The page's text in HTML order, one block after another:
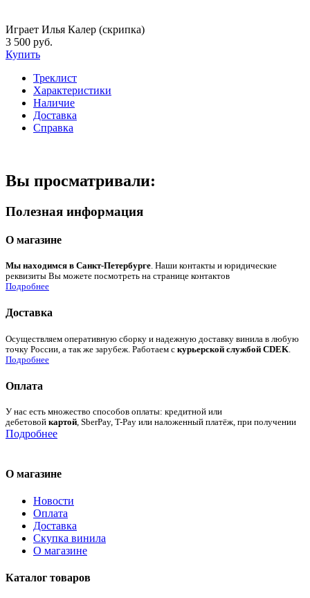
Играет Илья Калер (скрипка)
3 500 руб.
Купить
Треклист
Характеристики
Наличие
Доставка
Справка
Вы просматривали:
Полезная информация
О магазине
Мы находимся в Санкт-Петербурге. Наши контакты и юридические
реквизиты Вы можете посмотреть на странице контактов
Подробнее
Доставка
Осуществляем оперативную сборку и надежную доставку винила в любую
точку России, а так же зарубеж. Работаем с курьерской службой CDEK
Подробнее
Оплата
У нас есть множество способов оплаты: кредитной или
дебетовой картой, SberPay, T-Pay или наложенный платёж, при получении
Подробнее
О магазине
Новости
Оплата
Доставка
Скупка винила
О магазине
Каталог товаров